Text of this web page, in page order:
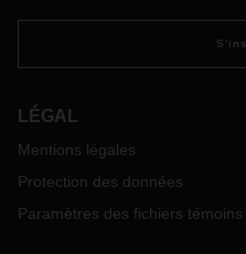
LÉGAL
Mentions légales
Protection des données
Paramètres des fichiers témoins